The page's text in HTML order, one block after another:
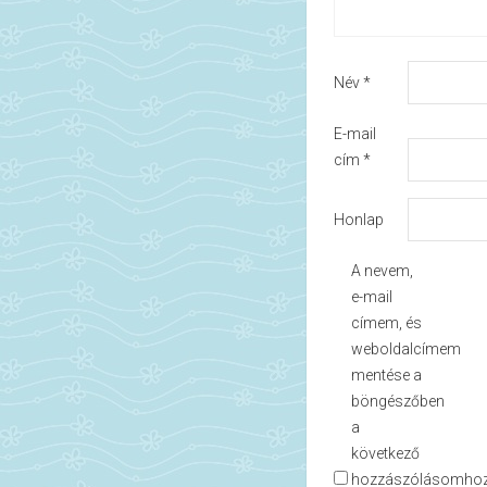
Név*
E-mail
cím *
Honlap
A nevem,
e-mail
címem, és
weboldalcímem
mentése a
böngészőben
a
következő